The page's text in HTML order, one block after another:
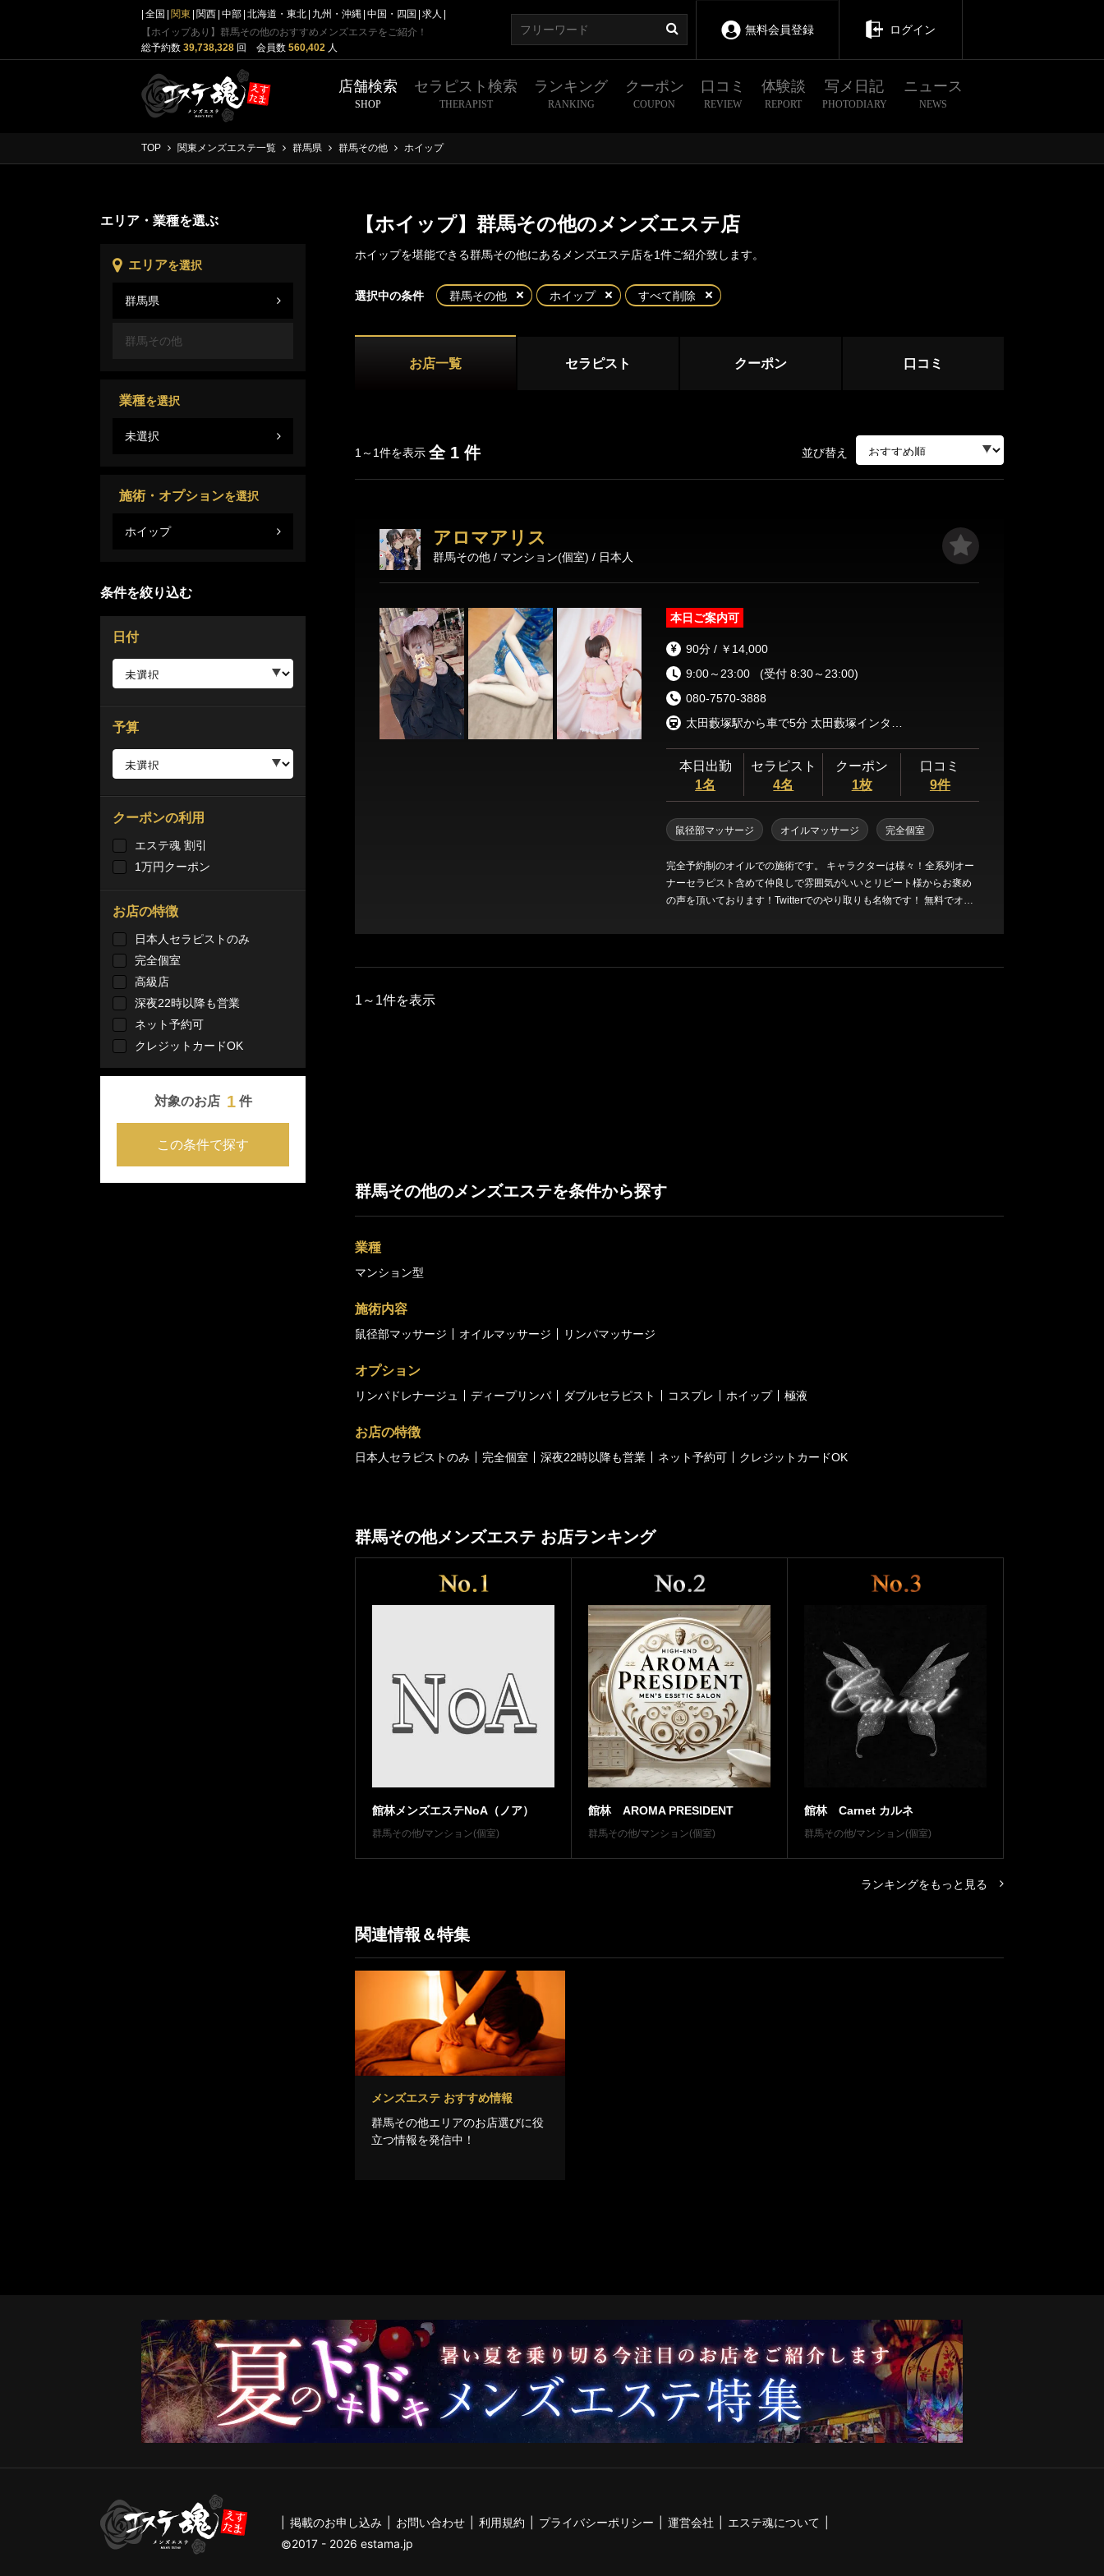
全国 関東 関西 中部 北海道・東北 九州・沖縄 中国・四国
求人
【ホイップあり】群馬その他のおすすめメンズエステをご紹介！
総予約数 39,738,328 回 会員数 560,402 人
無料会員登録 ログイン
店舗検索
SHOP
セラピスト検索
THERAPIST
ランキング
RANKING
クーポン
COUPON
口コミ
REVIEW
体験談
REPORT
写メ日記
PHOTODIARY
ニュース
NEWS
TOP 関東メンズエステ一覧 群馬県 群馬その他 ホイップ
【ホイップ】群馬その他のメンズエステ店
ホイップを堪能できる群馬その他にあるメンズエステ店を1件ご紹介致します。
選択中の条件 群馬その他 ホイップ すべて削除
お店一覧 セラピスト クーポン 口コミ
1～1件を表示 全 1 件 並び替え
アロマアリス
群馬その他 / マンション(個室) / 日本人
本日ご案内可
90分 / ￥14,000
9:00～23:00
(受付 8:30～23:00)
080-7570-3888
本日出勤
1名
セラピスト
4名
クーポン
1枚
口コミ
9件
鼠径部マッサージ オイルマッサージ 完全個室
完全予約制のオイルでの施術です。 キャラクターは様々！全系列オー
ナーセラピスト含めて仲良しで雰囲気がいいとリピート様からお褒め
の声を頂いております！Twitterでのやり取りも名物です！ 無料でオイ
す！ 学生、本業、施術中などで返事待ちのためお問い合わせのお返事
1～1件を表示
エリア・業種を選ぶ
エリアを選択
群馬県
群馬県
群馬その他
業種を選択
未選択
出張
施術・オプションを選択
ホイップ
パウダーマッサージ 耳かき リンパドレナージュ
ディープリンパ ダブルセラピスト コスプレ
ホイップ 極液
条件を絞り込む
日付
予算
クーポンの利用
エステ魂 割引
1万円クーポン
お店の特徴
日本人セラピストのみ
完全個室
高級店
深夜22時以降も営業
ネット予約可
クレジットカードOK
対象のお店 1 件
この条件で探す
群馬その他のメンズエステを条件から探す
業種
マンション型
施術内容
鼠径部マッサージ オイルマッサージ リンパマッサージ
オプション
リンパドレナージュ ディープリンパ ダブルセラピスト コスプレ ホイップ 極液
お店の特徴
日本人セラピストのみ 完全個室 深夜22時以降も営業 ネット予約可 クレジットカードOK
群馬その他メンズエステ お店ランキング
館林メンズエステNoA（ノア）
群馬その他/マンション(個室)
館林 AROMA PRESIDENT
群馬その他/マンション(個室)
館林 Carnet カルネ
群馬その他/マンション(個室)
ランキングをもっと見る
関連情報＆特集
メンズエステ おすすめ情報
群馬その他エリアのお店選びに役
立つ情報を発信中！
掲載のお申し込み お問い合わせ 利用規約 プライバシーポリシー 運営会社
エステ魂について
©2017 - 2026 estama.jp